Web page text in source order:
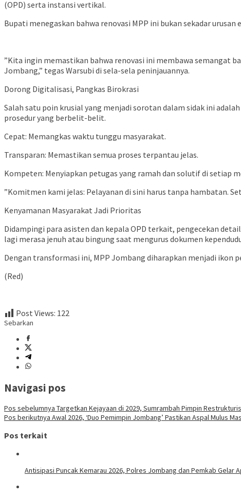
(OPD) serta instansi vertikal.
​Bupati menegaskan bahwa renovasi MPP ini bukan sekadar
​”Kita ingin memastikan bahwa renovasi ini membawa semangat
Jombang,” tegas Warsubi di sela-sela peninjauannya.
​Dorong Digitalisasi, Pangkas Birokrasi
​Salah satu poin krusial yang menjadi sorotan dalam sidak ini
prosedur yang berbelit-belit.
​Cepat: Memangkas waktu tunggu masyarakat.
​Transparan: Memastikan semua proses terpantau jelas.
​Kompeten: Menyiapkan petugas yang ramah dan solutif di setiap
​”Komitmen kami jelas: Pelayanan di sini harus tanpa hambatan.
​Kenyamanan Masyarakat Jadi Prioritas
​Didampingi para asisten dan kepala OPD terkait, pengecekan
lagi merasa jenuh atau bingung saat mengurus dokumen
​Dengan transformasi ini, MPP Jombang diharapkan menjadi ikon
(Red)
Post Views: 122
Sebarkan
Navigasi pos
Pos sebelumnya Targetkan Kejayaan di 2029, Sumrambah Pimpin
Pos berikutnya Awal 2026, ‘Duo Pemimpin Jombang’ Pastikan Aspal Mulus
Pos terkait
Antisipasi Puncak Kemarau 2026, Polres Jombang dan Pemkab Gelar